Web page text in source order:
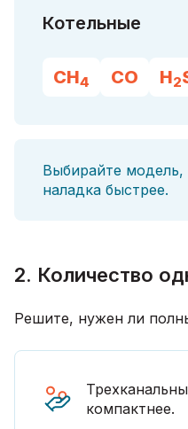
Котельные
CH4 CO H2
Выбирайте
наладка быстрее.
2. Количество
Решите, нужен ли
компактнее.